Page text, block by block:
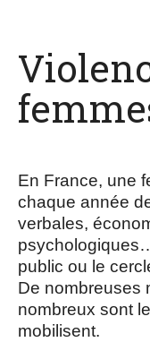
En France, une
chaque année
verbales,
public ou le
De nombreuses
nombreux sont
mobilisent.